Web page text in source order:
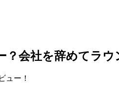
？会社を辞めてラ
ュー！